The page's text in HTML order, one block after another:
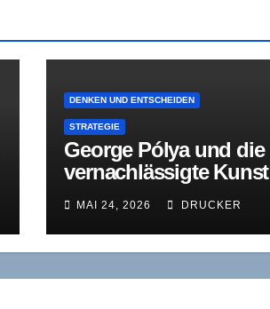
DENKEN UND ENTSCHEIDEN
STRATEGIE
George Pólya und die
vernachlässigte Kunst
Problemverstehens
MAI 24, 2026 DRUCKER